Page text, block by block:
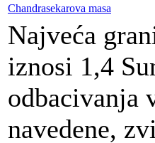
Chandrasekarova masa
Najveća
iznosi 1,4
odbacivanja
navedene,